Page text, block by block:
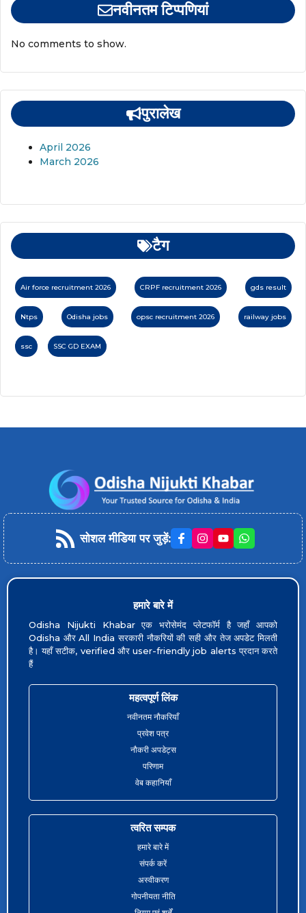
नवीनतम टिप्पणियां
No comments to show.
पुरालेख
April 2026
March 2026
टैग
Air force recruitment 2026 CRPF recruitment 2026 gds result
Ntps Odisha jobs opsc recruitment 2026 railway jobs
ssc SSC GD EXAM
सोशल मीडिया पर जुड़ें:
हमारे बारे में
Odisha Nijukti Khabar एक भरोसेमंद प्लेटफॉर्म है जहाँ आपको
Odisha और All India सरकारी नौकरियों की सही और तेज अपडेट मिलती
है। यहाँ सटीक, verified और user-friendly job alerts प्रदान करते
हैं
महत्वपूर्ण लिंक
नवीनतम नौकरियाँ
प्रवेश पत्र
नौकरी अपडेट्स
परिणाम
वेब कहानियाँ
त्वरित सम्पक
हमारे बारे में
संपर्क करें
अस्वीकरण
गोपनीयता नीति